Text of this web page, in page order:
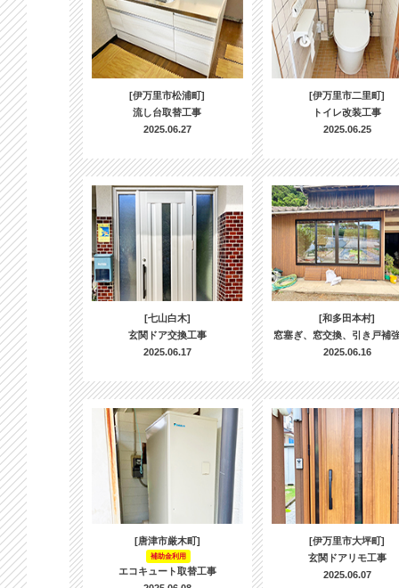
[伊万里市松浦町]
流し台取替工事
2025.06.27
[伊万里市二里町]
トイレ改装工事
2025.06.25
[七山白木]
玄関ドア交換工事
2025.06.17
[和多田本村]
窓塞ぎ、窓交換、引き戸補
2025.06.16
[唐津市厳木町]
補助金利用
エコキュート取替工事
[伊万里市大坪町]
玄関ドアリモ工事
2025.06.07